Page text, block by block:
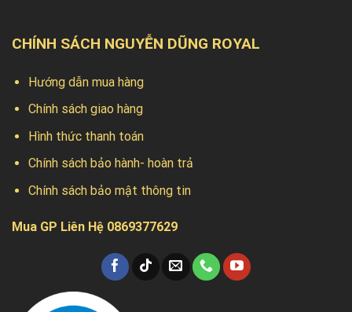
CHÍNH SÁCH NGUYỄN DŨNG ROYAL
Hướng dẫn mua hàng
Chính sách giao hàng
Hình thức thanh toán
Chính sách bảo hành- hoàn trả
Chính sách bảo mật thông tin
Mua GP Liên Hệ 0869377629